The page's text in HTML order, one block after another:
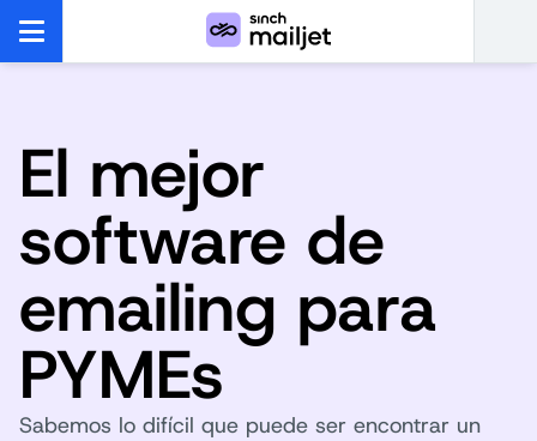
El mejor
software de
emailing para
PYMEs
Sabemos lo difícil que puede ser encontrar un